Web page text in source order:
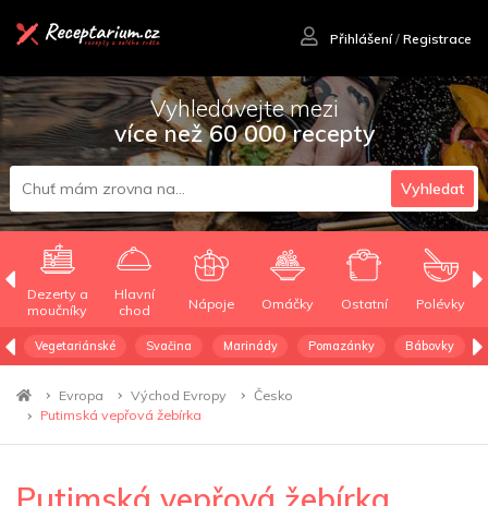
Přihlášení/ Registrace
Vyhledávejte mezi
více než 60 000 recepty
Vyhledat
Dezerty a
moučníky
Hlavní
chod
Nápoje Omáčky Ostatní Polévky
Vegetariánské Svačina Marinády Pomazánky Bábovky
Evropa Východ Evropy
Česko
Putimská vepřová žebírka